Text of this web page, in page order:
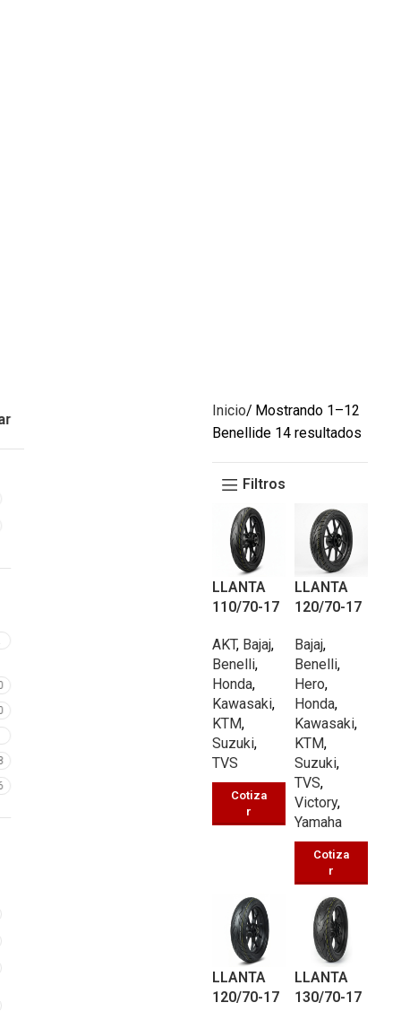
Inicio
Benelli
Mostrando 1–12
de 14 resultados
Filtros
LLANTA
110/70-17
UB030 TL
54/P
AKT, Bajaj,
Benelli,
Honda,
Kawasaki,
KTM,
Suzuki,
TVS
Cotiza
r
LLANTA
120/70-17
UB601 TL
58/P
Bajaj,
Benelli,
Hero,
Honda,
Kawasaki,
KTM,
Suzuki,
TVS,
Victory,
Yamaha
Cotiza
r
LLANTA
120/70-17
LLANTA
130/70-17